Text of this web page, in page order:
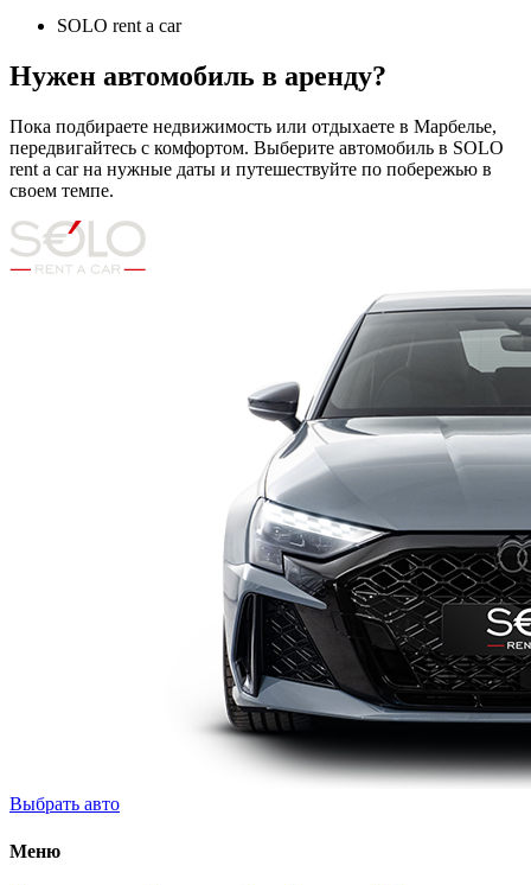
SOLO rent a car
Нужен автомобиль в аренду?
Пока подбираете недвижимость или отдыхаете в Марбелье,
передвигайтесь с комфортом. Выберите автомобиль в SOLO
rent a car на нужные даты и путешествуйте по побережью в
своем темпе.
Выбрать авто
Меню